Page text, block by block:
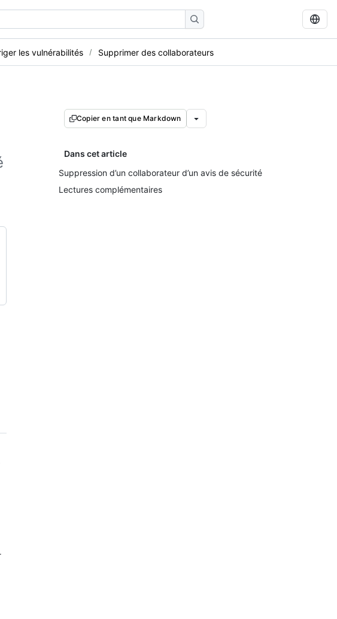
les vulnérabilités Supprimer des collaborateurs
Copier en tant que Markdown
Dans cet article
Suppression d’un collaborateur d’un avis de sécurité
Lectures complémentaires